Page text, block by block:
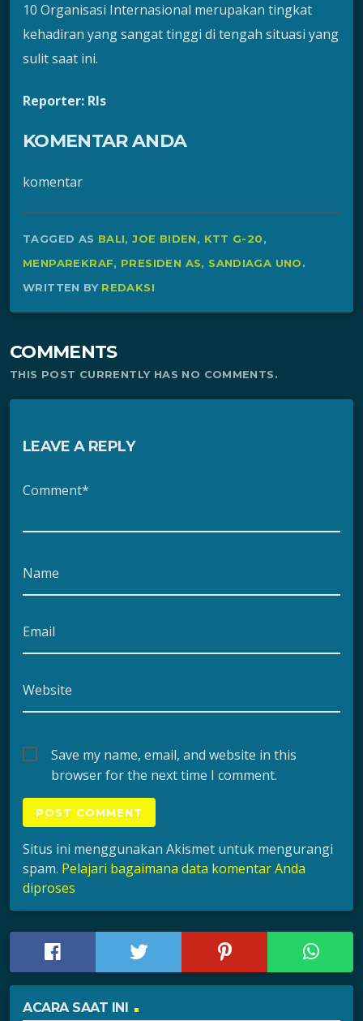
10 Organisasi Internasional merupakan tingkat
kehadiran yang sangat tinggi di tengah situasi yang
sulit saat ini.
Reporter: Rls
KOMENTAR ANDA
komentar
TAGGED AS BALI,JOE BIDEN, KTT G-20,
MENPAREKRAF, PRESIDEN AS, SANDIAGA UNO.
WRITTEN BY REDAKSI
COMMENTS
THIS POST CURRENTLY HAS NO COMMENTS.
LEAVE A REPLY
Comment*
Name
Email
Website
Save my name, email, and website in this
browser for the next time I comment.
Situs ini menggunakan Akismet untuk mengurangi
spam. Pelajari bagaimana data komentar Anda
diproses
ACARA SAAT INI